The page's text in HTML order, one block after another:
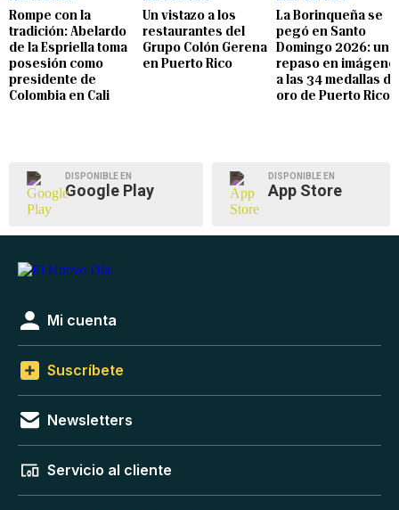
Rompe con la
tradición: Abelardo
de la Espriella toma
posesión como
presidente de
Colombia en Cali
Un vistazo a los
restaurantes del
Grupo Colón Gerena
en Puerto Rico
La Borinqueña se
pegó en Santo
Domingo 2026: un
repaso en
a las 34 medallas de
oro de Puerto Rico
DISPONIBLE EN
Google Play
DISPONIBLE EN
App Store
Mi cuenta
Suscríbete
Newsletters
Servicio al cliente